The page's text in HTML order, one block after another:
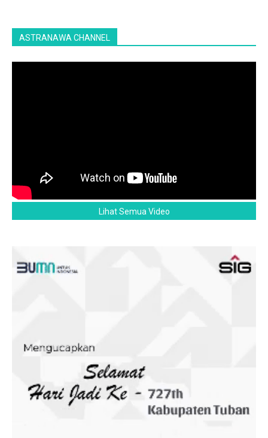
ASTRANAWA CHANNEL
Lihat Semua Video